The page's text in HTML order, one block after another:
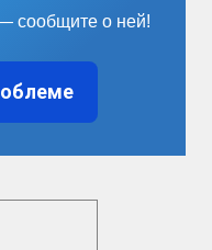
сообщите о ней!